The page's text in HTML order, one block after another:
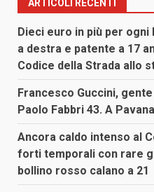
ARTICOLI RECENTI
Dieci euro in più per
a destra e patente a 17
Codice della Strada allo
Francesco Guccini,
Paolo Fabbri 43. A
Ancora caldo intenso al
forti temporali con rare
bollino rosso calano a 21